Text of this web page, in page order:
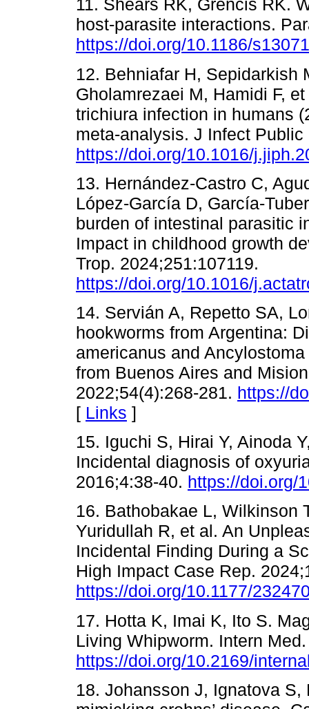
11. Shears RK, Grencis RK.
host-parasite interactions.
https://doi.org/10.1186/
12. Behniafar H, Sepidarkish
Gholamrezaei M, Hamidi F,
trichiura infection in humans
meta-analysis. J Infect
https://doi.org/10.1016/
13. Hernández-Castro C,
López-García D, García-
burden of intestinal parasitic
Impact in childhood growth
Trop. 2024;251:107119.
https://doi.org/10.1016/
14. Servián A, Repetto SA,
hookworms from Argentina:
americanus and
from Buenos Aires and
2022;54(4):268-281. https://
[ Links ]
15. Iguchi S, Hirai Y, Ainoda
Incidental diagnosis of
2016;4:38-40. https://doi.org/
16. Bathobakae L, Wilkinson
Yuridullah R, et al. An
Incidental Finding During a
High Impact Case Rep.
https://doi.org/10.1177/
17. Hotta K, Imai K, Ito S.
Living Whipworm. Intern
https://doi.org/10.2169/
18. Johansson J, Ignatova